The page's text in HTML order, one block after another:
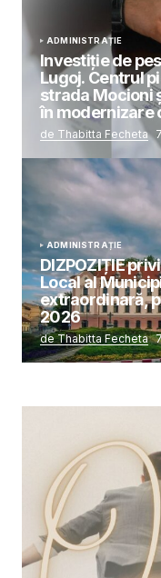
ADMINISTRAȚIE
Investiție de
Lugoj. Centrul
strada Mocioni
în modernizare
de Thabitta Fecheta
ADMINISTRAȚIE
DIZPOZIȚIE
Local al
extraordinară,
2026
de Thabitta Fecheta